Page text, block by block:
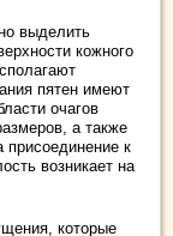
выделить
кожного
пятен имеют
очагов
а также
присоединение к
возникает на
которые